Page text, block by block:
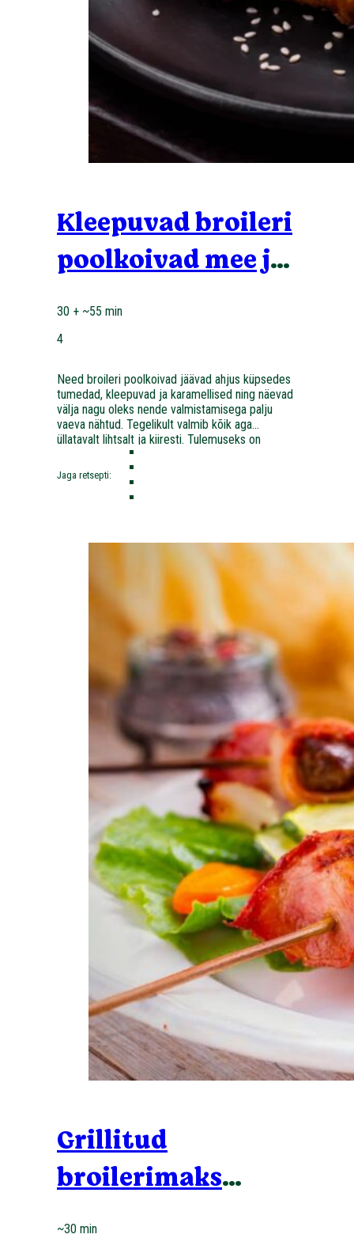
Kleepuvad broileri
poolkoivad mee ja
sojaga
30 + ~55 min
4
Need broileri poolkoivad jäävad ahjus küpsedes
tumedad, kleepuvad ja karamellised ning näevad
välja nagu oleks nende valmistamisega palju
vaeva nähtud. Tegelikult valmib kõik aga
üllatavalt lihtsalt ja kiiresti. Tulemuseks on
kleepuva glasuuriga mahlane kana, mille puhul on
sõrmede limpsimine täiesti okei.
Jaga retsepti:
Grillitud
broilerimaks
peekonis
~30 min